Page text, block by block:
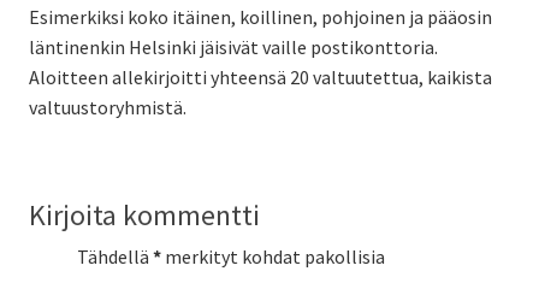
Esimerkiksi koko itäinen, koillinen, pohjoinen ja pääosin
läntinenkin Helsinki jäisivät vaille postikonttoria.
Aloitteen allekirjoitti yhteensä 20 valtuutettua, kaikista
valtuustoryhmistä.
Kirjoita kommentti
Tähdellä * merkityt kohdat pakollisia